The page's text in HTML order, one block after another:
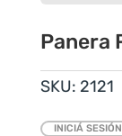
Panera
SKU: 2121
INICIÁ SESIÓN